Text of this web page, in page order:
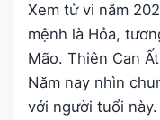
Xem tử vi năm
mệnh là Hỏa,
Mão. Thiên Can
Năm nay nhìn
với người tuổi này.